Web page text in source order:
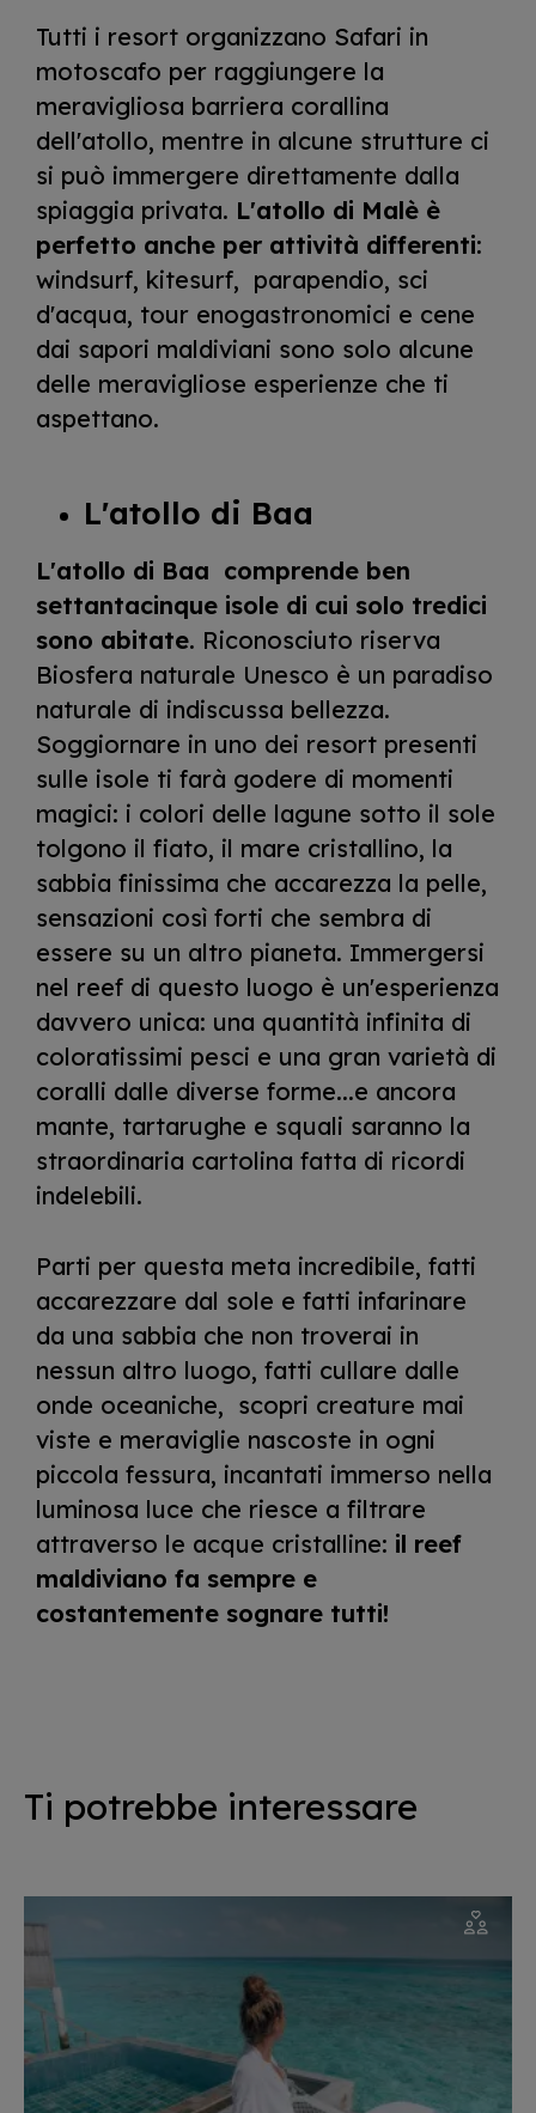
Tutti i resort organizzano Safari in
motoscafo per raggiungere la
meravigliosa barriera corallina
dell'atollo, mentre in alcune strutture ci
si può immergere direttamente dalla
spiaggia privata. L'atollo di Malè è
perfetto anche per attività differenti:
windsurf, kitesurf, parapendio, sci
d'acqua, tour enogastronomici e cene
dai sapori maldiviani sono solo alcune
delle meravigliose esperienze che ti
aspettano.
L'atollo di Baa
L'atollo di Baa comprende ben
settantacinque isole di cui solo tredici
sono abitate. Riconosciuto riserva
Biosfera naturale Unesco è un paradiso
naturale di indiscussa bellezza.
Soggiornare in uno dei resort presenti
sulle isole ti farà godere di momenti
magici: i colori delle lagune sotto il sole
tolgono il fiato, il mare cristallino, la
sabbia finissima che accarezza la pelle,
sensazioni così forti che sembra di
essere su un altro pianeta. Immergersi
nel reef di questo luogo è un'esperienza
davvero unica: una quantità infinita di
coloratissimi pesci e una gran varietà di
coralli dalle diverse forme...e ancora
mante, tartarughe e squali saranno la
straordinaria cartolina fatta di ricordi
indelebili.
Parti per questa meta incredibile, fatti
accarezzare dal sole e fatti infarinare
da una sabbia che non troverai in
nessun altro luogo, fatti cullare dalle
onde oceaniche, scopri creature mai
viste e meraviglie nascoste in ogni
piccola fessura, incantati immerso nella
luminosa luce che riesce a filtrare
attraverso le acque cristalline: il reef
maldiviano fa sempre e
costantemente sognare tutti!
Ti potrebbe interessare